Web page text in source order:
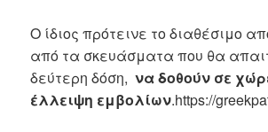
Ο ίδιος πρότεινε το διαθέσιμο
από τα σκευάσματα που θα
δεύτερη δόση, να δοθούν σε
έλλειψη εμβολίων.https://